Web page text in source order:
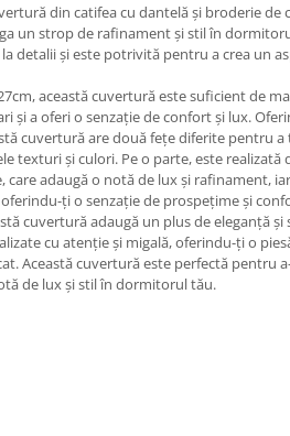
din catifea cu dantelă și broderie de
un strop de rafinament și stil în
detalii și este potrivită pentru a crea un
această cuvertură este suficient de
și a oferi o senzație de confort și lux.
cuvertură are două fețe diferite pentru a
texturi și culori. Pe o parte, este realizată
care adaugă o notă de lux și rafinament,
ți o senzație de prospețime și
cuvertură adaugă un plus de eleganță și
cu atenție și migală, oferindu-ți o
Această cuvertură este perfectă pentru
de lux și stil în dormitorul tău.